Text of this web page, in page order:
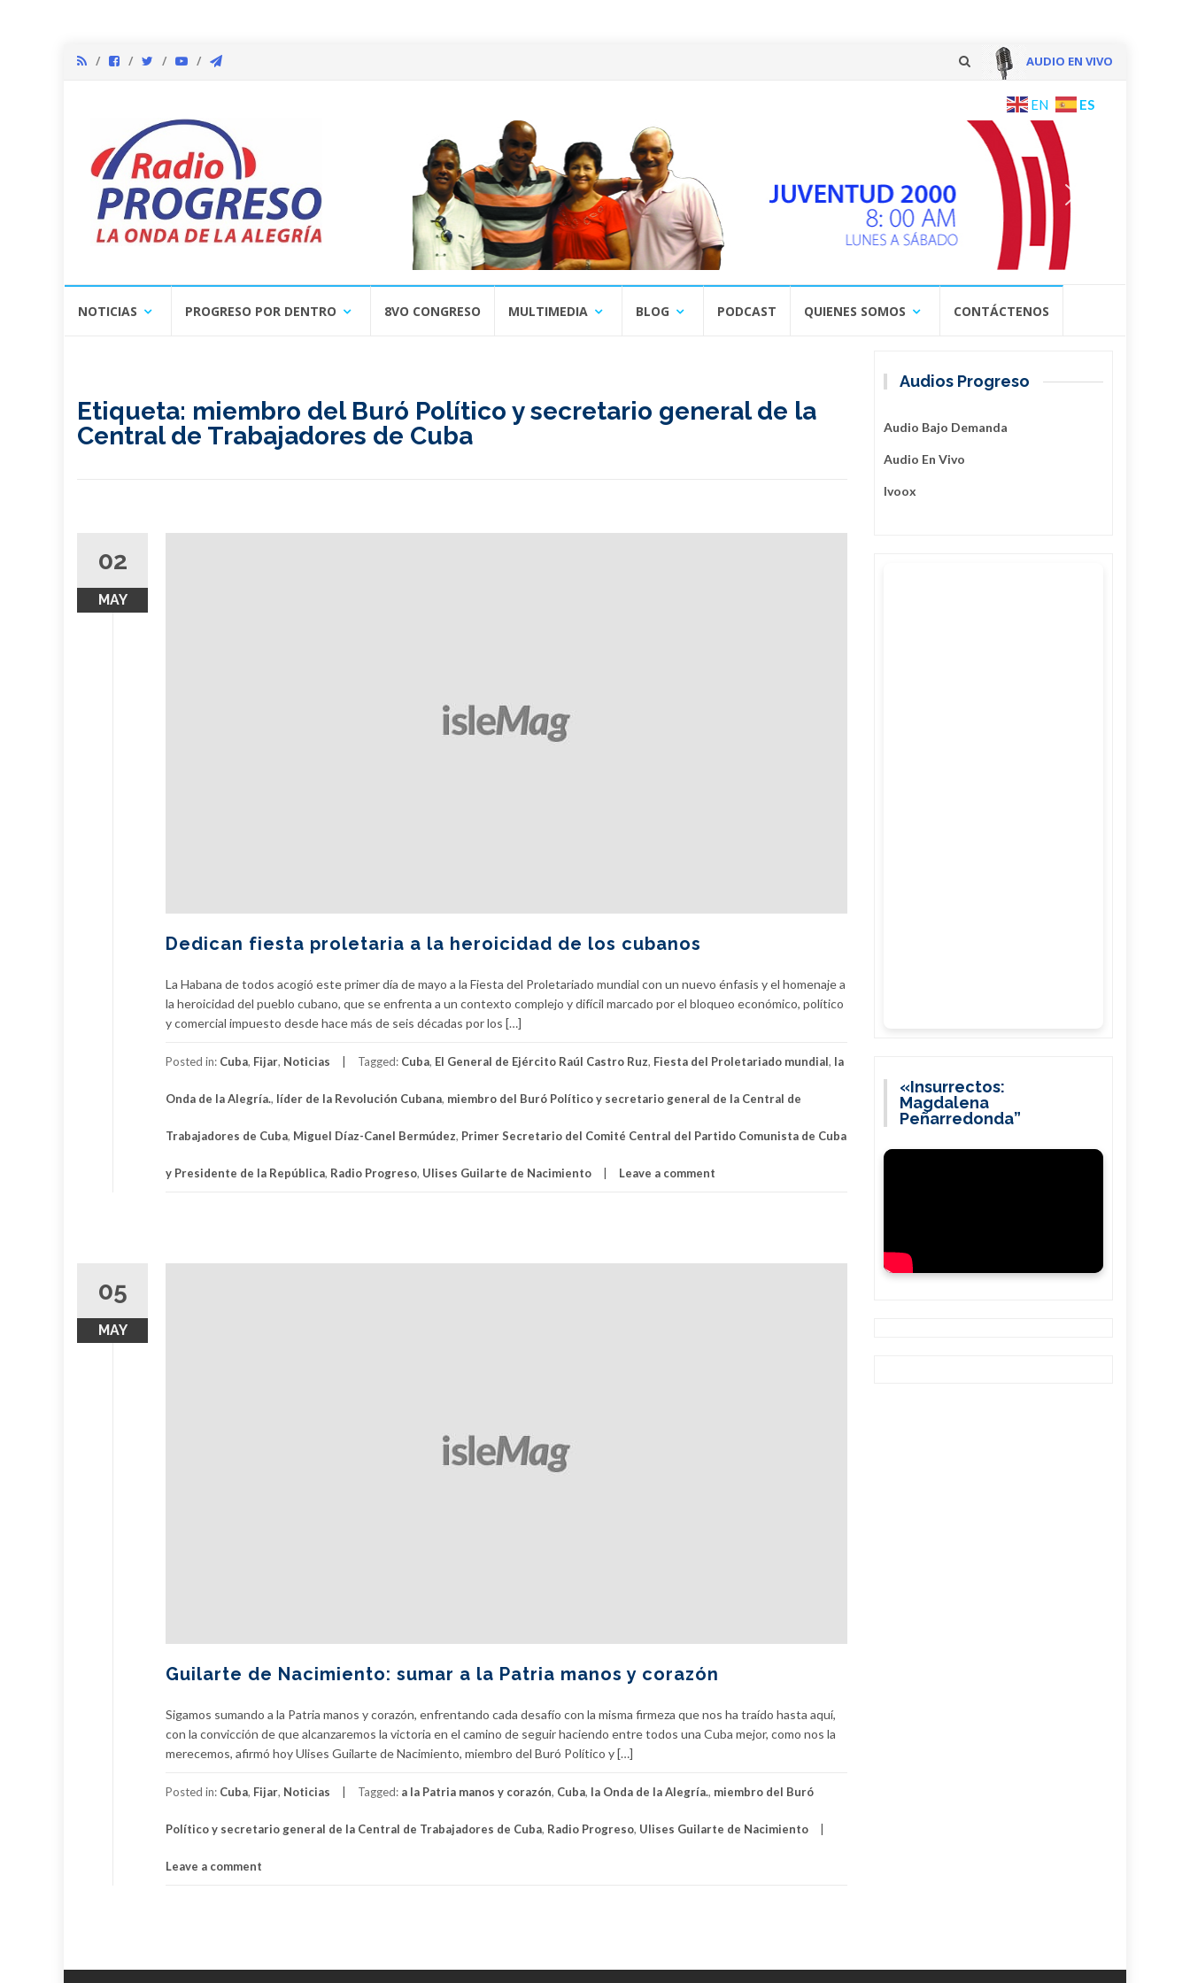
AUDIO EN VIVO
content
EN ES
NOTICIAS PROGRESO POR DENTRO 8VO CONGRESO MULTIMEDIA BLOG PODCAST QUIENES SOMOS CONTÁCTENOS
Etiqueta: miembro del Buró Político y secretario general de la
Central de Trabajadores de Cuba
02
MAY
Dedican fiesta proletaria a la heroicidad de los cubanos
La Habana de todos acogió este primer día de mayo a la Fiesta del Proletariado mundial con un nuevo énfasis y el homenaje a
la heroicidad del pueblo cubano, que se enfrenta a un contexto complejo y difícil marcado por el bloqueo económico, político
y comercial impuesto desde hace más de seis décadas por los […]
Posted in: Cuba, Fijar, Noticias Tagged: Cuba, El General de Ejército Raúl Castro Ruz, Fiesta del Proletariado mundial, la
Onda de la Alegría., líder de la Revolución Cubana, miembro del Buró Político y secretario general de la Central de
Trabajadores de Cuba, Miguel Díaz-Canel Bermúdez, Primer Secretario del Comité Central del Partido Comunista de Cuba
y Presidente de la República, Radio Progreso, Ulises Guilarte de Nacimiento Leave a comment
05
MAY
Guilarte de Nacimiento: sumar a la Patria manos y corazón
Sigamos sumando a la Patria manos y corazón, enfrentando cada desafío con la misma firmeza que nos ha traído hasta aquí,
con la convicción de que alcanzaremos la victoria en el camino de seguir haciendo entre todos una Cuba mejor, como nos la
merecemos, afirmó hoy Ulises Guilarte de Nacimiento, miembro del Buró Político y […]
Posted in: Cuba, Fijar, Noticias Tagged: a la Patria manos y corazón, Cuba, la Onda de la Alegría., miembro del Buró
Político y secretario general de la Central de Trabajadores de Cuba, Radio Progreso, Ulises Guilarte de Nacimiento
Leave a comment
Audios Progreso
Audio Bajo Demanda
Audio En Vivo
Ivoox
«Insurrectos:
Magdalena
Peñarredonda”